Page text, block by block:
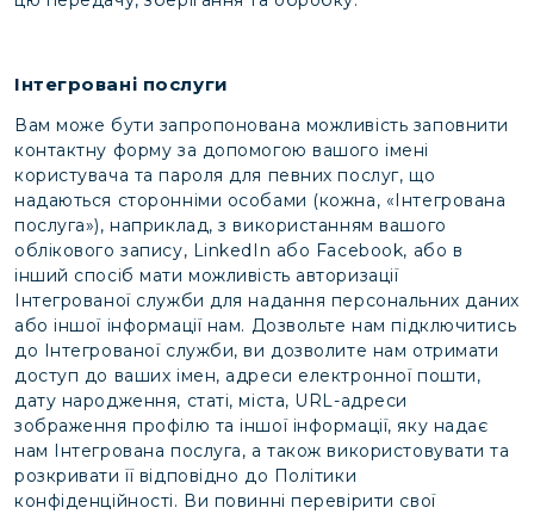
Інтегровані послуги
Вам може бути запропонована можливість заповнити
контактну форму за допомогою вашого імені
користувача та пароля для певних послуг, що
надаються сторонніми особами (кожна, «Інтегрована
послуга»), наприклад, з використанням вашого
облікового запису, LinkedIn або Facebook, або в
інший спосіб мати можливість авторизації
Інтегрованої служби для надання персональних даних
або іншої інформації нам. Дозвольте нам підключитись
до Інтегрованої служби, ви дозволите нам отримати
доступ до ваших імен, адреси електронної пошти,
дату народження, статі, міста, URL-адреси
зображення профілю та іншої інформації, яку надає
нам Інтегрована послуга, а також використовувати та
розкривати її відповідно до Політики
конфіденційності. Ви повинні перевірити свої